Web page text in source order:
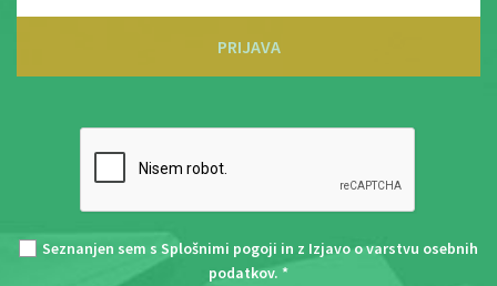
PRIJAVA
Seznanjen sem s Splošnimi pogoji in z Izjavo o varstvu osebnih
podatkov. *